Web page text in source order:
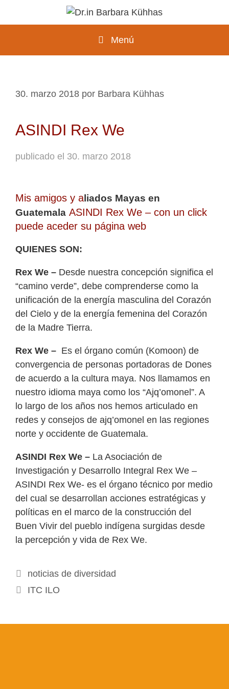
Menú
30. marzo 2018 por Barbara Kühhas
ASINDI Rex We
publicado el 30. marzo 2018
Mis amigos y aliados Mayas en
Guatemala ASINDI Rex We – con un click
puede aceder su página web
QUIENES SON:
Rex We – Desde nuestra concepción significa el
“camino verde”, debe comprenderse como la
unificación de la energía masculina del Corazón
del Cielo y de la energía femenina del Corazón
de la Madre Tierra.
Rex We – Es el órgano común (Komoon) de
convergencia de personas portadoras de Dones
de acuerdo a la cultura maya. Nos llamamos en
nuestro idioma maya como los “Ajq’omonel”. A
lo largo de los años nos hemos articulado en
redes y consejos de ajq’omonel en las regiones
norte y occidente de Guatemala.
ASINDI Rex We – La Asociación de
Investigación y Desarrollo Integral Rex We –
ASINDI Rex We- es el órgano técnico por medio
del cual se desarrollan acciones estratégicas y
políticas en el marco de la construcción del
Buen Vivir del pueblo indígena surgidas desde
la percepción y vida de Rex We.
Categorías
noticias de diversidad
ITC ILO